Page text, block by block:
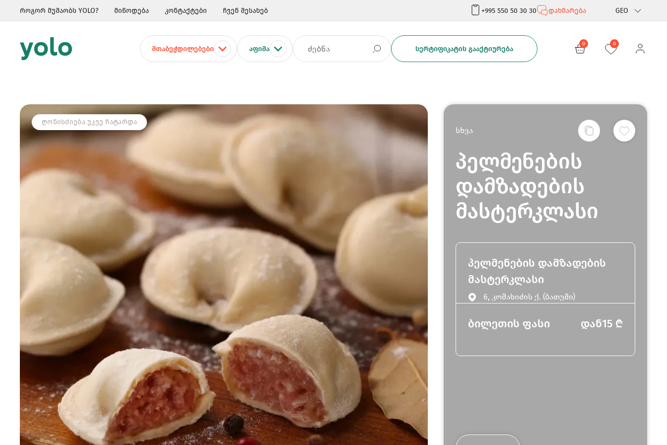
როგორ მუშაობს YOLO? მიწოდება კონტაქტები ჩვენ შესახებ +995 550 50 30 30 დახმარება GEO
Rus
ᲨᲗᲐᲑᲔᲭᲓᲘᲚᲔᲑᲔᲑᲘ ᲐᲤᲘᲨᲐ ᲡᲔᲠᲢᲘᲤᲘᲙᲐᲢᲘᲡ ᲒᲐᲐᲥᲢᲘᲣᲠᲔᲑᲐ
0 0
ᲦᲝᲜᲘᲡᲫᲘᲔᲑᲐ ᲣᲙᲕᲔ ᲩᲐᲢᲐᲠᲓᲐ
სხვა
პელმენების
დამზადების
მასტერკლასი
პელმენების დამზადების
მასტერკლასი
6, კომახიძის ქ. (ბათუმი)
ბილეთის ფასი დან15 ₾